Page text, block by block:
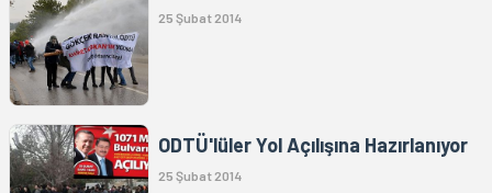
25 Şubat 2014
ODTÜ'lüler Yol Açılışına Hazırlanıyor
25 Şubat 2014